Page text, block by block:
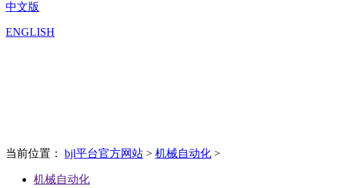
中文版
ENGLISH
当前位置： bjl平台官方网站 > 机械自动化 >
机械自动化